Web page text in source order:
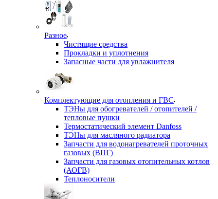
Разное
Чистящие средства
Прокладки и уплотнения
Запасные части для увлажнителя
Комплектующие для отопления и ГВС
ТЭНы для обогревателей / отопителей /
тепловые пушки
Термостатический элемент Danfoss
ТЭНы для масляного радиатора
Запчасти для водонагревателей проточных
газовых (ВПГ)
Запчасти для газовых отопительных котлов
(АОГВ)
Теплоносители